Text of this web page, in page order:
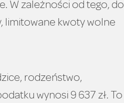
W zależności od tego, do
limitowane kwoty wolne
rodzeństwo,
wynosi 9 637 zł. To